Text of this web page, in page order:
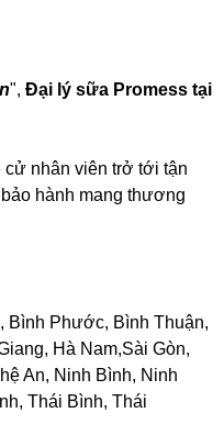
", Đại lý sữa Promess tại
nhân viên trở tới tận
hành mang thương
Bình Phước, Bình Thuận,
Hà Nam,Sài Gòn,
An, Ninh Bình, Ninh
Thái Bình, Thái